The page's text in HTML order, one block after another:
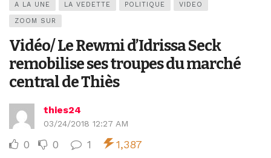
A LA UNE LA VEDETTE POLITIQUE VIDEO
ZOOM SUR
Vidéo/ Le Rewmi d’Idrissa Seck
remobilise ses troupes du marché
central de Thiès
thies24
03/24/2018 12:27 AM
0 0 1 1,387